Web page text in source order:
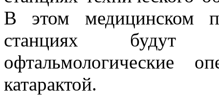
В этом медицинском
станциях будут
офтальмологические
катарактой.